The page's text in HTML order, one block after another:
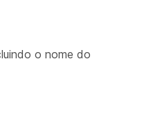
o nome do